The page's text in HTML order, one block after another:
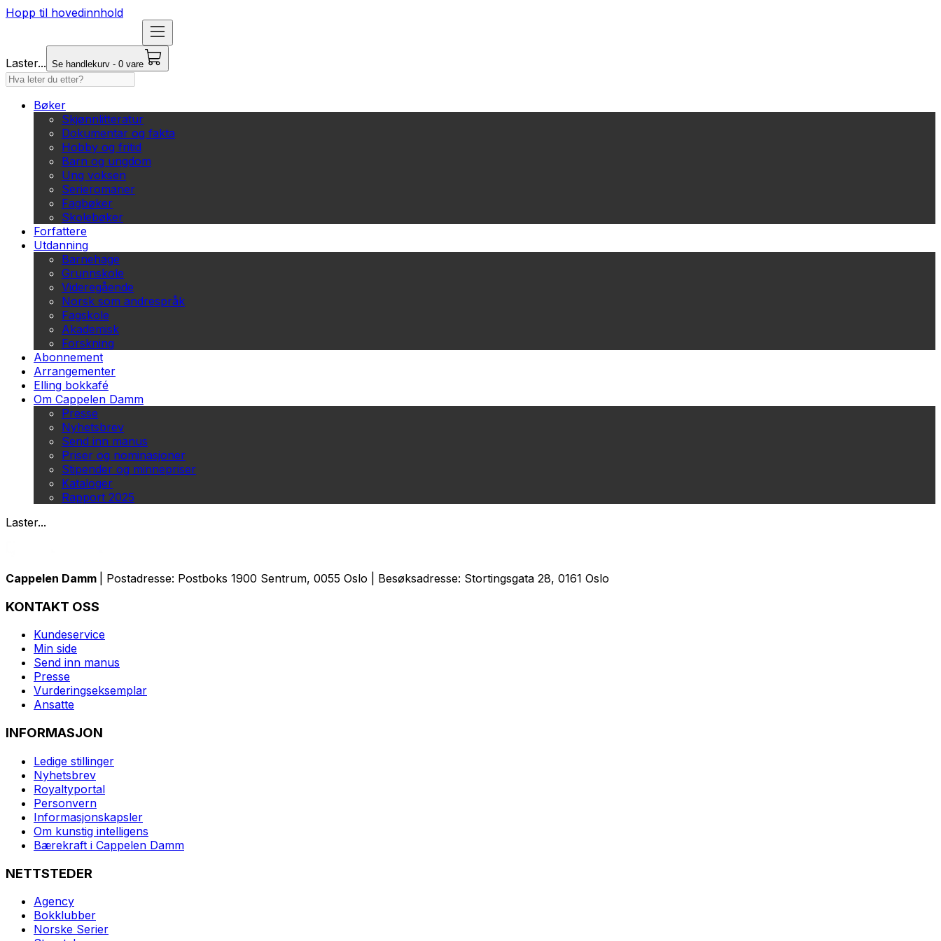
Hopp til hovedinnhold
Laster... Se handlekurv - 0 vare
Bøker
Skjønnlitteratur
Dokumentar og fakta
Hobby og fritid
Barn og ungdom
Ung voksen
Serieromaner
Fagbøker
Skolebøker
Forfattere
Utdanning
Barnehage
Grunnskole
Videregående
Norsk som andrespråk
Fagskole
Akademisk
Forskning
Abonnement
Arrangementer
Elling bokkafé
Om Cappelen Damm
Presse
Nyhetsbrev
Send inn manus
Priser og nominasjoner
Stipender og minnepriser
Kataloger
Rapport 2025
Laster...
Cappelen Damm | Postadresse: Postboks 1900 Sentrum, 0055 Oslo | Besøksadresse: Stortingsgata 28, 0161 Oslo
KONTAKT OSS
Kundeservice
Min side
Send inn manus
Presse
Vurderingseksemplar
Ansatte
INFORMASJON
Ledige stillinger
Nyhetsbrev
Royaltyportal
Personvern
Informasjonskapsler
Om kunstig intelligens
Bærekraft i Cappelen Damm
NETTSTEDER
Agency
Bokklubber
Norske Serier